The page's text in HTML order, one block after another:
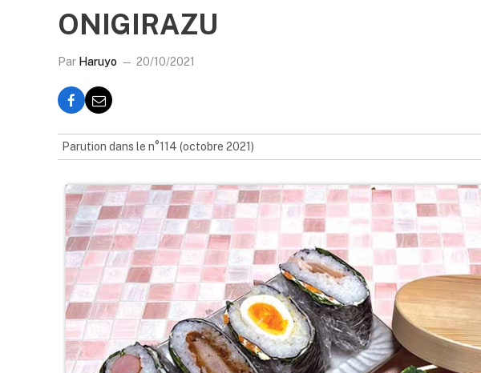
ONIGIRAZU
Par Haruyo 20/10/2021
Parution dans le n°114 (octobre 2021)